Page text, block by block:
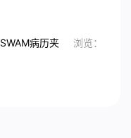
SWAM病历夹
浏览：